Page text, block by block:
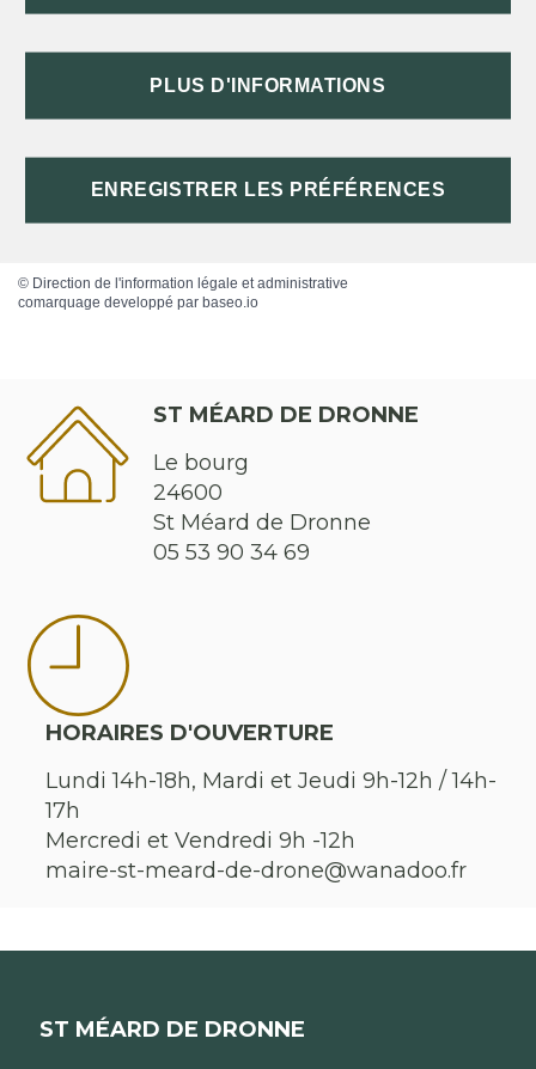
PLUS D'INFORMATIONS
ENREGISTRER LES PRÉFÉRENCES
Jeux vidéo : qu'est-ce que le classement PEGI ?
violent ou choquant ?
© Direction de l'information légale et administrative
comarquage developpé par baseo.io
ST MÉARD DE DRONNE
Le bourg
24600
St Méard de Dronne
05 53 90 34 69
HORAIRES D'OUVERTURE
Lundi 14h-18h, Mardi et Jeudi 9h-12h / 14h-
17h
Mercredi et Vendredi 9h -12h
maire-st-meard-de-drone@wanadoo.fr
ST MÉARD DE DRONNE